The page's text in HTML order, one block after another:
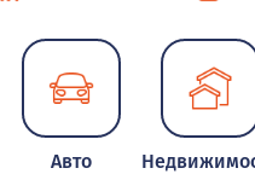
Авто